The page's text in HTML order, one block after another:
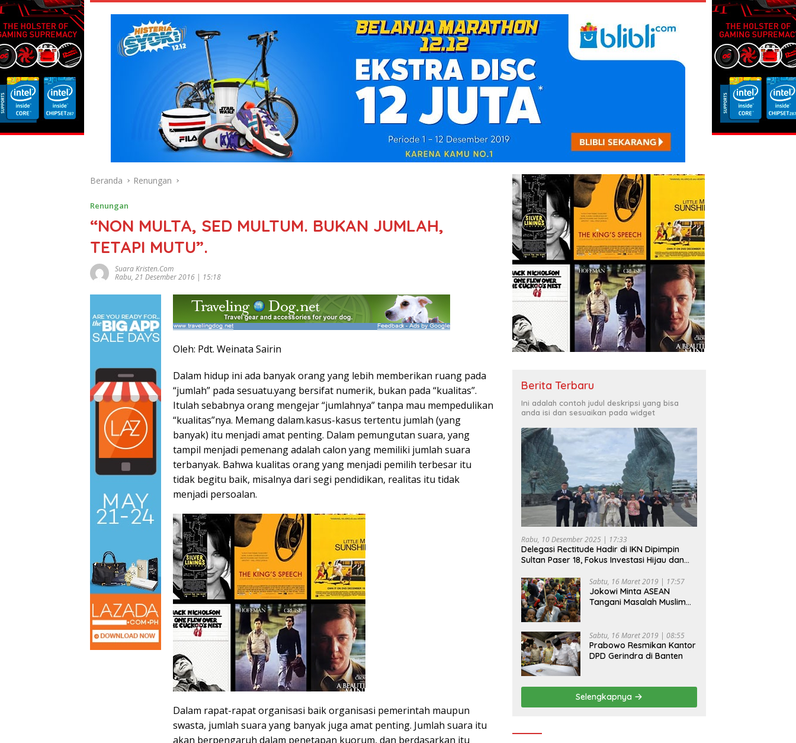
Beranda Renungan
Renungan
“NON MULTA, SED MULTUM. BUKAN JUMLAH,
TETAPI MUTU”.
Suara Kristen.com
Rabu, 21 Desember 2016 | 15:18
Oleh: Pdt. Weinata Sairin
Dalam hidup ini ada banyak orang yang lebih memberikan ruang pada
“jumlah” pada sesuatu.yang bersifat numerik, bukan pada “kualitas”.
Itulah sebabnya orang mengejar “jumlahnya” tanpa mau mempedulikan
“kualitas”nya. Memang dalam.kasus-kasus tertentu jumlah (yang
banyak) itu menjadi amat penting. Dalam pemungutan suara, yang
tampil menjadi pemenang adalah calon yang memiliki jumlah suara
terbanyak. Bahwa kualitas orang yang menjadi pemilih terbesar itu
tidak begitu baik, misalnya dari segi pendidikan, realitas itu tidak
menjadi persoalan.
Dalam rapat-rapat organisasi baik organisasi pemerintah maupun
swasta, jumlah suara yang banyak juga amat penting. Jumlah suara itu
akan berpengaruh dalam penetapan kuorum, dan berdasarkan itu
Berita Terbaru
Ini adalah contoh judul deskripsi yang bisa
anda isi dan sesuaikan pada widget
Rabu, 10 Desember 2025 | 17:33
Delegasi Rectitude Hadir di IKN Dipimpin
Sultan Paser 18, Fokus Investasi Hijau dan
Sabtu, 16 Maret 2019 | 17:57
Jokowi Minta ASEAN
Tangani Masalah Muslim
Sabtu, 16 Maret 2019 | 08:55
Prabowo Resmikan Kantor
DPD Gerindra di Banten
Selengkapnya